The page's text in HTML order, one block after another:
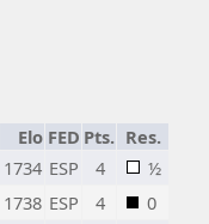
Elo FED Pts. Res.
1734 ESP 4
½
1738 ESP 4
0